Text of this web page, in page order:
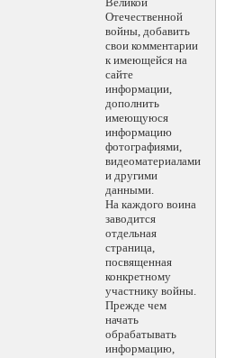
Отечественной
войны, добавить
свои комментарии
к имеющейся на
сайте
информации,
дополнить
имеющуюся
информацию
фотографиями,
видеоматериалами
и другими
данными.
На каждого воина
заводится
отдельная
страница,
посвященная
конкретному
участнику войны.
Прежде чем
начать
обрабатывать
информацию,